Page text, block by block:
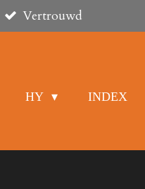
Vertrouwd
HY INDEX